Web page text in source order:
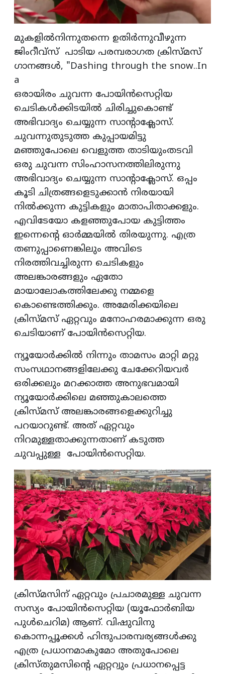
മുകളിൽനിന്നുതന്നെ ഉതിർന്നുവീഴുന്ന
ജിംറീവ്സ് പാടിയ പരമ്പരാഗത ക്രിസ്മസ്
ഗാനങ്ങൾ, "Dashing through the snow..In
a
ഒരായിരം ചുവന്ന പോയിൻസെറ്റിയ
ചെടികൾക്കിടയിൽ ചിരിച്ചുകൊണ്ട്
അഭിവാദ്യം ചെയ്യുന്ന സാന്റാക്ലോസ്‌.
ചുവന്നുതുടുത്ത കുപ്പായമിട്ടു
മഞ്ഞുപോലെ വെളുത്ത താടിയുംതടവി
ഒരു ചുവന്ന സിംഹാസനത്തിലിരുന്നു
അഭിവാദ്യം ചെയ്യുന്ന സാന്റാക്ലോസ്. ഒപ്പം
കൂടി ചിത്രങ്ങളെടുക്കാൻ നിരയായി
നിൽക്കുന്ന കുട്ടികളും മാതാപിതാക്കളും.
എവിടേയോ കളഞ്ഞുപോയ കുട്ടിത്തം
ഇന്നെന്റെ ഓർമ്മയിൽ തിരയുന്നു. എത്ര
തണുപ്പാണെങ്കിലും അവിടെ
നിരത്തിവച്ചിരുന്ന ചെടികളും
അലങ്കാരങ്ങളും ഏതോ
മായാലോകത്തിലേക്കു നമ്മളെ
കൊണ്ടെത്തിക്കും. അമേരിക്കയിലെ
ക്രിസ്മസ് ഏറ്റവും മനോഹരമാക്കുന്ന ഒരു
ചെടിയാണ് പോയിൻസെറ്റിയ.
ന്യൂയോർക്കിൽ നിന്നും താമസം മാറ്റി മറ്റു
സംസഥാനങ്ങളിലേക്കു ചേക്കേറിയവർ
ഒരിക്കലും മറക്കാത്ത അനുഭവമായി
ന്യൂയോർക്കിലെ മഞ്ഞുകാലത്തെ
ക്രിസ്മസ് അലങ്കാരങ്ങളെക്കുറിച്ചു
പറയാറുണ്ട്. അത് ഏറ്റവും
നിറമുള്ളതാക്കുന്നതാണ് കടുത്ത
ചുവപ്പുള്ള പോയിൻസെറ്റിയ.
ക്രിസ്മസിന് ഏറ്റവും പ്രചാരമുള്ള ചുവന്ന
സസ്യം പോയിൻസെറ്റിയ (യൂഫോർബിയ
പുൾചെറിമ) ആണ്. വിഷുവിനു
കൊന്നപ്പൂക്കൾ ഹിന്ദുപാരമ്പര്യങ്ങൾക്കു
എത്ര പ്രധാനമാകുമോ അതുപോലെ
ക്രിസ്തുമസിന്റെ ഏറ്ററ്വും പ്രധാനപ്പെട്ട